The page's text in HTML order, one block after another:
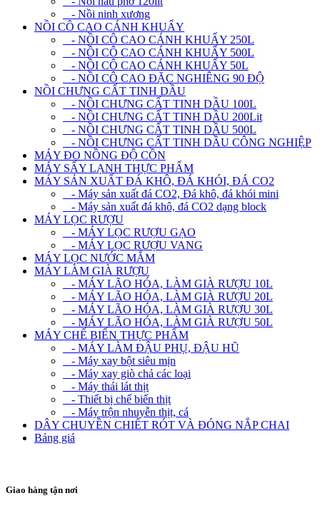
- Nồi ninh xương
NỒI CÔ CAO CÁNH KHUẤY
- NỒI CÔ CAO CÁNH KHUẤY 250L
- NỒI CÔ CAO CÁNH KHUẤY 500L
- NỒI CÔ CAO CÁNH KHUẤY 50L
- NỒI CÔ CAO ĐẶC NGHIÊNG 90 ĐỘ
NỒI CHƯNG CẤT TINH DẦU
- NỒI CHƯNG CẤT TINH DẦU 100L
- NỒI CHƯNG CẤT TINH DẦU 200Lit
- NỒI CHƯNG CẤT TINH DẦU 500L
- NỒI CHƯNG CẤT TINH DẦU CÔNG NGHIỆP
MÁY ĐO NỒNG ĐỘ CỒN
MÁY SẤY LẠNH THỰC PHẨM
MÁY SẢN XUẤT ĐÁ KHÔ, ĐÁ KHÓI, ĐÁ CO2
- Máy sản xuất đá CO2, Đá khô, đá khói mini
- Máy sản xuất đá khô, đá CO2 dạng block
MÁY LỌC RƯỢU
- MÁY LỌC RƯỢU GẠO
- MÁY LỌC RƯỢU VANG
MÁY LỌC NƯỚC MẮM
MÁY LÀM GIÀ RƯỢU
- MÁY LÃO HÓA, LÀM GIÀ RƯỢU 10L
- MÁY LÃO HÓA, LÀM GIÀ RƯỢU 20L
- MÁY LÃO HÓA, LÀM GIÀ RƯỢU 30L
- MÁY LÃO HÓA, LÀM GIÀ RƯỢU 50L
MÁY CHẾ BIẾN THỰC PHẨM
- MÁY LÀM ĐẬU PHỤ, ĐẬU HŨ
- Máy xay bột siêu mịn
- Máy xay giò chả các loại
- Máy thái lát thịt
- Thiết bị chế biến thịt
- Máy trộn nhuyễn thịt, cá
DÂY CHUYỀN CHIẾT RÓT VÀ ĐÓNG NẮP CHAI
Bảng giá
Giao hàng tận nơi